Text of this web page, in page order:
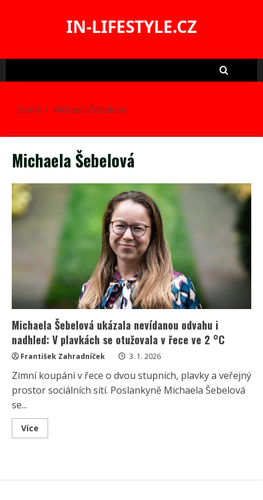
IN-LIFESTYLE.CZ
Domů Michaela Šebelová
Michaela Šebelová
Michaela Šebelová ukázala nevídanou odvahu i
nadhled: V plavkách se otužovala v řece ve 2 °C
František Zahradníček 3. 1. 2026
Zimní koupání v řece o dvou stupních, plavky a veřejný
prostor sociálních sítí. Poslankyně Michaela Šebelová
se...
Více
more